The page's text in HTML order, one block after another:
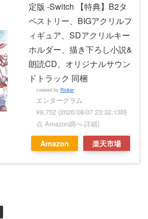
定版 -Switch 【特典】B2タ
ペストリー、BIGアクリルフ
ィギュア、SDアクリルキー
ホルダー、描き下ろし小説&
朗読CD、オリジナルサウン
ドトラック 同梱
created by Rinker
エンターグラム
¥9,752 (2026/08/07 23:32:13時
点 Amazon調べ-詳細)
Amazon 楽天市場